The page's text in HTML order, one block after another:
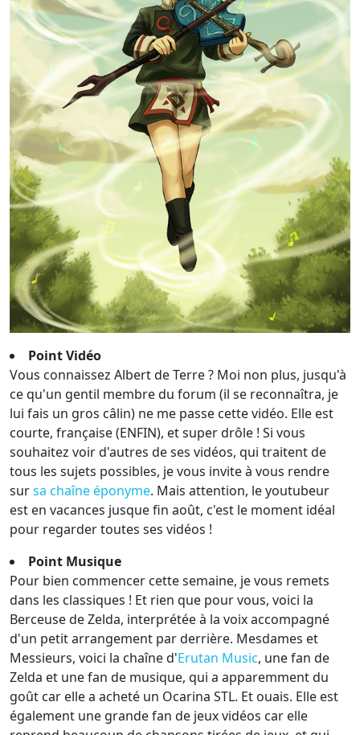
Point Vidéo
Vous connaissez Albert de Terre ? Moi non plus, jusqu'à
ce qu'un gentil membre du forum (il se reconnaîtra, je
lui fais un gros câlin) ne me passe cette vidéo. Elle est
courte, française (ENFIN), et super drôle ! Si vous
souhaitez voir d'autres de ses vidéos, qui traitent de
tous les sujets possibles, je vous invite à vous rendre
sursa chaîne éponyme. Mais attention, le youtubeur
est en vacances jusque fin août, c'est le moment idéal
pour regarder toutes ses vidéos !
Point Musique
Pour bien commencer cette semaine, je vous remets
dans les classiques ! Et rien que pour vous, voici la
Berceuse de Zelda, interprétée à la voix accompagné
d'un petit arrangement par derrière. Mesdames et
Messieurs, voici la chaîne d'Erutan Music, une fan de
Zelda et une fan de musique, qui a apparemment du
goût car elle a acheté un Ocarina STL. Et ouais. Elle est
également une grande fan de jeux vidéos car elle